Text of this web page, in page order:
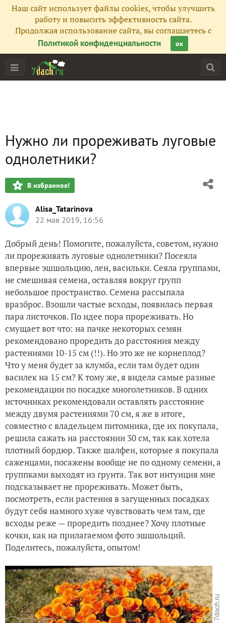
Наш сайт использует файлы cookies, чтобы улучшить
работу и повысить эффективность сайта.
Продолжая использование сайта, вы соглашаетесь с
Политикой конфиденциальности
ок
Нужно ли прореживать луговые
однолетники?
В избранное!
Alisa_Tatarinova
22 мая 2019, 16:56
Добрый день! Помогите, пожалуйста, советом, нужно
ли прореживать луговые однолетники? Посеяла
впервые эшшольцию, лен, васильки. Сеяла группами,
не смешивая семена, оставляя вокруг групп
небольшое пространство. Семена рассыпала
вразброс. Взошли частые всходы, появилась первая
пара листочков. По идее пора прореживать. Но
смущает вот что: на пачке некоторых семян
рекомендовано проредить до расстояния между
растениями 10-15 см (!!). Но это же не корнеплод?
Что у меня будет за клумба, если там будет один
василек на 15 см? К тому же, я видела самые разные
рекомендации по посадке многолетников. В одних
источниках рекомендовали оставлять расстояние
между двумя растениями 70 см, я же в итоге,
совместно с владельцем питомника, где их покупала,
решила сажать на расстоянии 30 см, так как хотела
плотный бордюр. Также шалфеи, которые я покупала
саженцами, посажены вообще не по одному семени, а
группками выходят из грунта. Так вот интуиция мне
подсказывает не прореживать. Может быть,
посмотреть, если растения в загущенных посадках
будут себя намного хуже чувствовать чем там, где
всходы реже — проредить позднее? Хочу плотные
кочки, как на прилагаемом фото эшшольций.
Поделитесь, пожалуйста, опытом!